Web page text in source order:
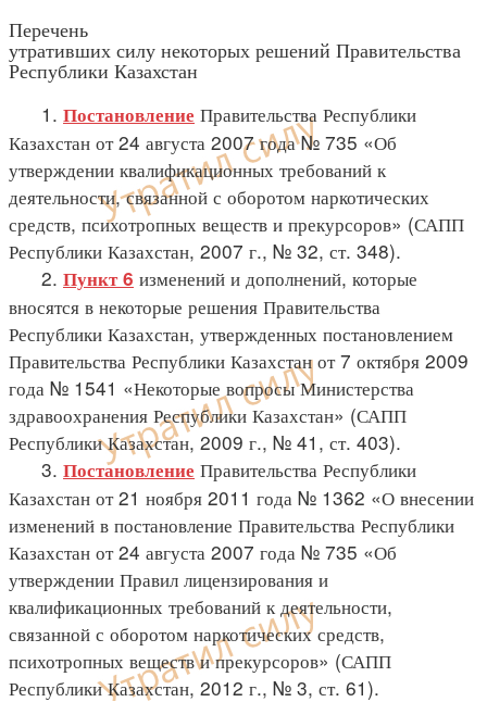
Перечень
утративших силу некоторых решений Правительства
Республики Казахстан
1. Постановление Правительства Республики
Казахстан от 24 августа 2007 года № 735 «Об
утверждении квалификационных требований к
деятельности, связанной с оборотом наркотических
средств, психотропных веществ и прекурсоров» (САПП
Республики Казахстан, 2007 г., № 32, ст. 348).
2. Пункт 6 изменений и дополнений, которые
вносятся в некоторые решения Правительства
Республики Казахстан, утвержденных постановлением
Правительства Республики Казахстан от 7 октября 2009
года № 1541 «Некоторые вопросы Министерства
здравоохранения Республики Казахстан» (САПП
Республики Казахстан, 2009 г., № 41, ст. 403).
3. Постановление Правительства Республики
Казахстан от 21 ноября 2011 года № 1362 «О внесении
изменений в постановление Правительства Республики
Казахстан от 24 августа 2007 года № 735 «Об
утверждении Правил лицензирования и
квалификационных требований к деятельности,
связанной с оборотом наркотических средств,
психотропных веществ и прекурсоров» (САПП
Республики Казахстан, 2012 г., № 3, ст. 61).